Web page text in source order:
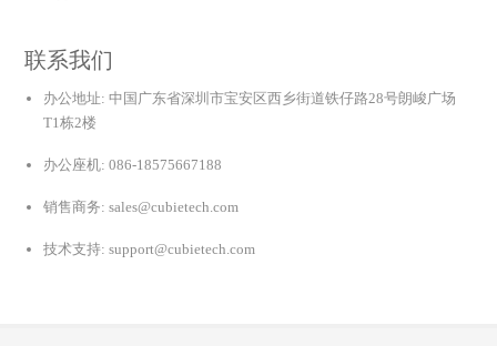
联系我们
办公地址: 中国广东省深圳市宝安区西乡街道铁仔路28号朗峻广场
T1栋2楼
办公座机: 086-18575667188
销售商务: sales@cubietech.com
技术支持: support@cubietech.com